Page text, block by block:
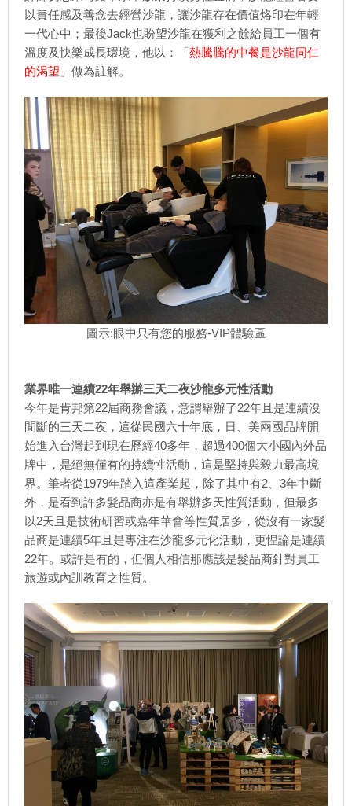
以責任感及善念去經營沙龍，讓沙龍存在價值烙印在年輕
一代心中；最後Jack也盼望沙龍在獲利之餘給員工一個有
溫度及快樂成長環境，他以：「熱騰騰的中餐是沙龍同仁
的渴望 」做為註解。
圖示:眼中只有您的服務-VIP體驗區
業界唯一連續22年舉辦三天二夜沙龍多元性活動
今年是肯邦第22屆商務會議，意謂舉辦了22年且是連續沒
間斷的三天二夜，這從民國六十年底，日、美兩國品牌開
始進入台灣起到現在歷經40多年，超過400個大小國內外品
牌中，是絕無僅有的持續性活動，這是堅持與毅力最高境
界。筆者從1979年踏入這產業起，除了其中有2、3年中斷
外，是看到許多髮品商亦是有舉辦多天性質活動，但最多
以2天且是技術研習或嘉年華會等性質居多，從沒有一家髮
品商是連續5年且是專注在沙龍多元化活動，更惶論是連續
22年。或許是有的，但個人相信那應該是髮品商針對員工
旅遊或內訓教育之性質。